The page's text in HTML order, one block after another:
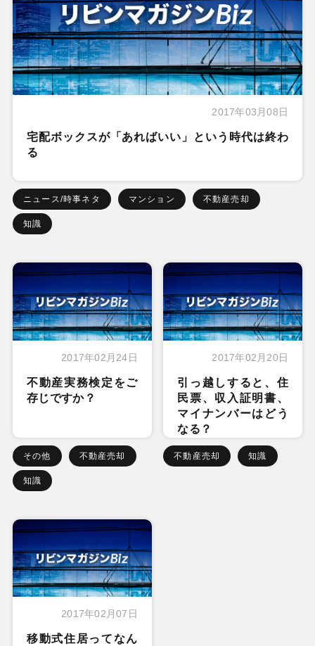
2017年03月08日
宅配ボックスが「あればいい」という時代は終わ
る
ニュース/時事ネタ マンション 不動産売却
知識
2017年02月24日
不動産実務検定をご
存じですか？
その他 不動産売却
知識
2017年02月20日
引っ越しすると、住
民票、収入証明書、
マイナンバーはどう
なる？
不動産売却 知識
2017年02月07日
移動式住居ってなん